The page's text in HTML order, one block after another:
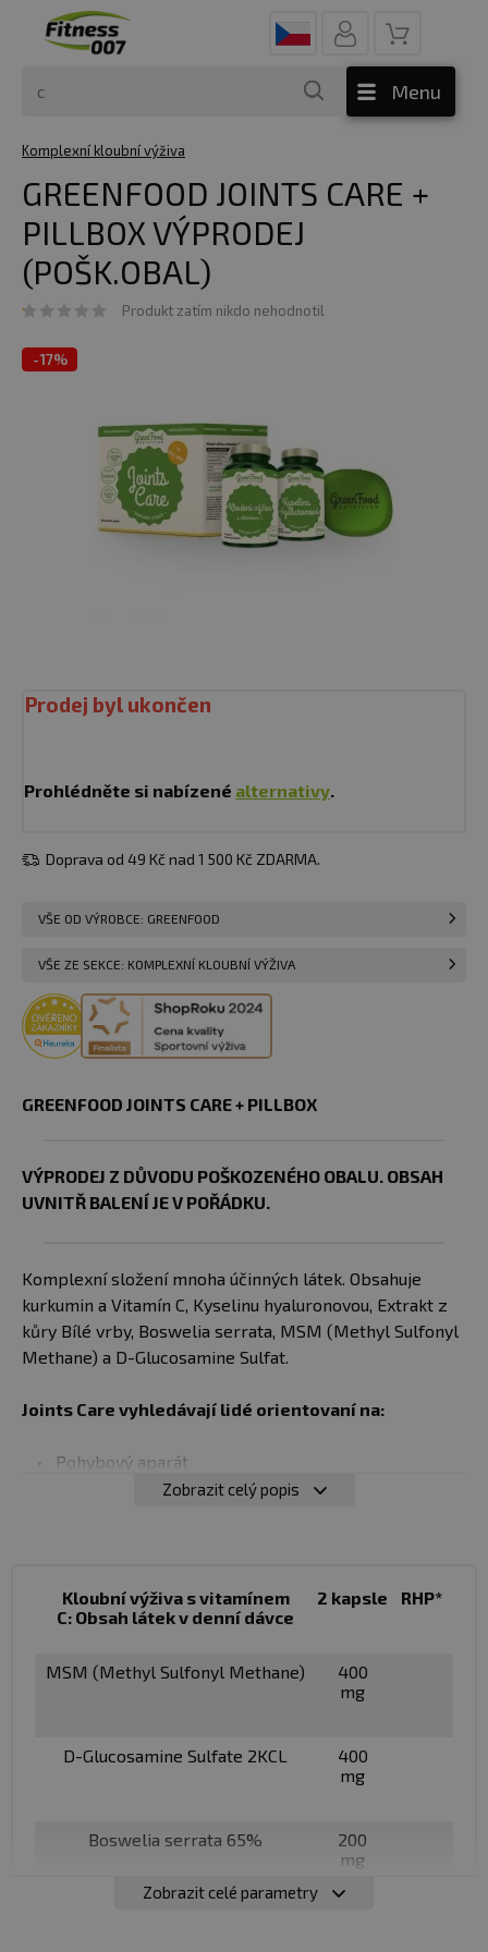
Menu
Komplexní kloubní výživa
GREENFOOD JOINTS CARE +
PILLBOX VÝPRODEJ
(POŠK.OBAL)
Produkt zatím nikdo nehodnotil
-17%
Prodej byl ukončen
Prohlédněte si nabízené alternativy.
Doprava od 49 Kč nad 1 500 Kč ZDARMA.
VŠE OD VÝROBCE: GREENFOOD
VŠE ZE SEKCE: KOMPLEXNÍ KLOUBNÍ VÝŽIVA
GREENFOOD JOINTS CARE + PILLBOX
VÝPRODEJ Z DŮVODU POŠKOZENÉHO OBALU. OBSAH
UVNITŘ BALENÍ JE V POŘÁDKU.
Komplexní složení mnoha účinných látek. Obsahuje
kurkumin a Vitamín C, Kyselinu hyaluronovou, Extrakt z
kůry Bílé vrby, Boswelia serrata, MSM (Methyl Sulfonyl
Methane) a D-Glucosamine Sulfat.
Joints Care vyhledávají lidé orientovaní na:
Pohybový aparát
Celkové posílení kondice
Doporučené dávkování:
nejlépe mezi jídly
1 kapsle 2x denně, nejlépe
Zobrazit celý popis
Kloubní výživa s vitamínem
C: Obsah látek v denní dávce
2 kapsle RHP*
MSM (Methyl Sulfonyl Methane)
400
mg
D-Glucosamine Sulfate 2KCL
400
mg
Boswelia serrata 65%
200
mg
Zobrazit celé parametry